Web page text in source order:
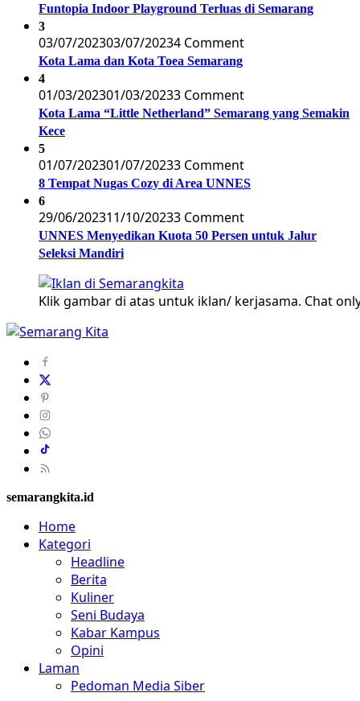
Funtopia Indoor Playground Terluas di Semarang
3
03/07/202303/07/20234 Comment
Kota Lama dan Kota Toea Semarang
4
01/03/202301/03/20233 Comment
Kota Lama “Little Netherland” Semarang yang Semakin
Kece
5
01/07/202301/07/20233 Comment
8 Tempat Nugas Cozy di Area UNNES
6
29/06/202311/10/20233 Comment
UNNES Menyedikan Kuota 50 Persen untuk Jalur
Seleksi Mandiri
Klik gambar di atas untuk iklan/ kerjasama. Chat
semarangkita.id
Home
Kategori
Headline
Berita
Kuliner
Seni Budaya
Kabar Kampus
Opini
Laman
Pedoman Media Siber